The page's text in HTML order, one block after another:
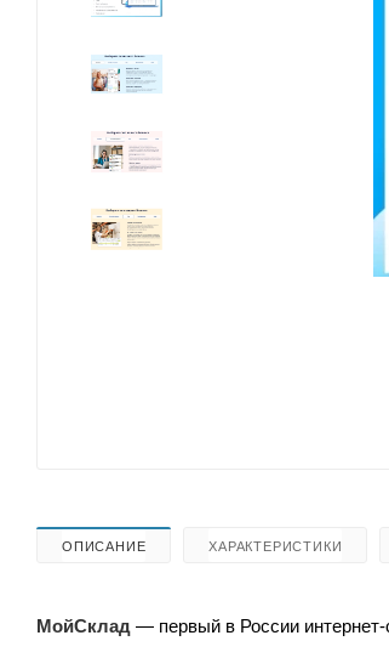
ОПИСАНИЕ ХАРАКТЕРИСТИКИ
МойСклад — первый в России интернет-